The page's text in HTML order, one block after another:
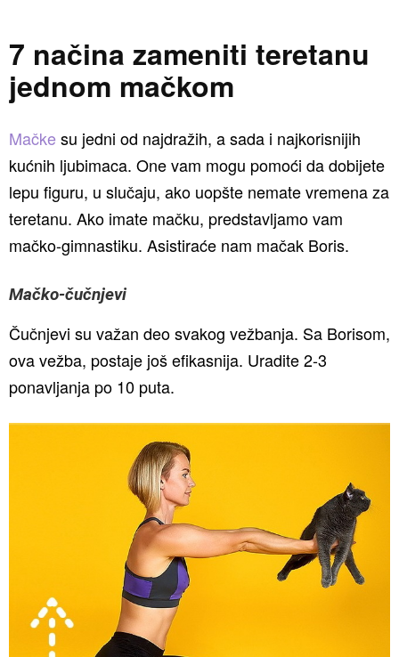
7 načina zameniti teretanu
jednom mačkom
Mačkesu jedni od najdražih, a sada i najkorisnijih
kućnih ljubimaca. One vam mogu pomoći da dobijete
lepu figuru, u slučaju, ako uopšte nemate vremena za
teretanu. Ako imate mačku, predstavljamo vam
mačko-gimnastiku. Asistiraće nam mačak Boris.
Mačko-čučnjevi
Čučnjevi su važan deo svakog vežbanja. Sa Borisom,
ova vežba, postaje još efikasnija. Uradite 2-3
ponavljanja po 10 puta.